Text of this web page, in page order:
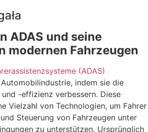
ADAS und seine
modernen Fahrzeugen
(ADAS)
indem sie die
-effizienz verbessern. Diese
Vielzahl von Technologien, um Fahrer
Steuerung von Fahrzeugen unter
zu unterstützen. Ursprünglich